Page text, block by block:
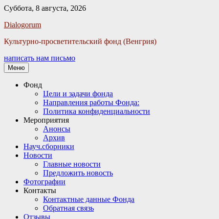
Суббота, 8 августа, 2026
Dialogorum
Культурно-просветительский фонд (Венгрия)
написать нам письмо
Меню
Основное
Фонд
Цели и задачи фонда
Направления работы Фонда:
Политика конфиденциальности
Мероприятия
Анонсы
Архив
Науч.сборники
Новости
Главные новости
Предложить новость
Фотографии
Контакты
Контактные данные Фонда
Обратная связь
Отзывы